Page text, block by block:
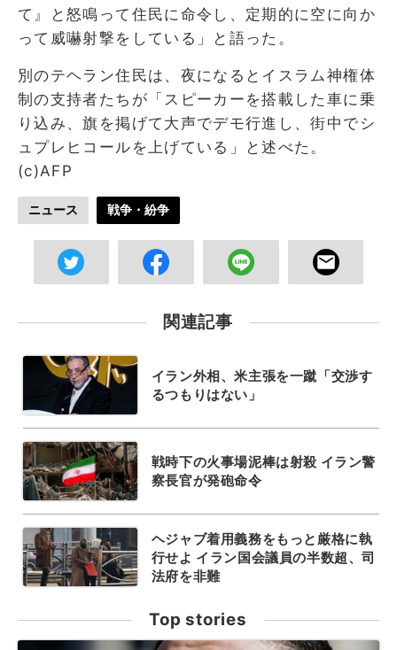
て』と怒鳴って住民に命令し、定期的に空に向か
って威嚇射撃をしている」と語った。
別のテヘラン住民は、夜になるとイスラム神権体
制の支持者たちが「スピーカーを搭載した車に乗
り込み、旗を掲げて大声でデモ行進し、街中でシ
ュプレヒコールを上げている」と述べた。
(c)AFP
ニュース 戦争・紛争
関連記事
イラン外相、米主張を一蹴「交渉す
るつもりはない」
戦時下の火事場泥棒は射殺 イラン警
察長官が発砲命令
ヘジャブ着用義務をもっと厳格に執
行せよ イラン国会議員の半数超、司
法府を非難
Top stories